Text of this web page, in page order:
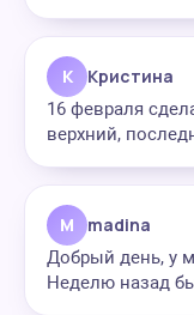
К Кристина
16 февраля
верхний,
M madina
Добрый день, у
Неделю назад